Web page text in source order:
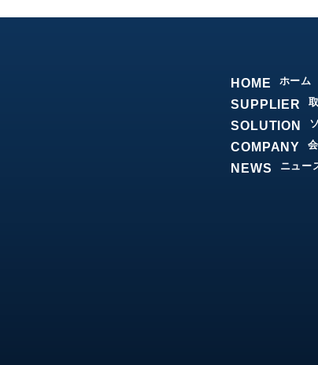
HOME ホーム
SUPPLIER
SOLUTION
COMPANY
NEWS ニュー